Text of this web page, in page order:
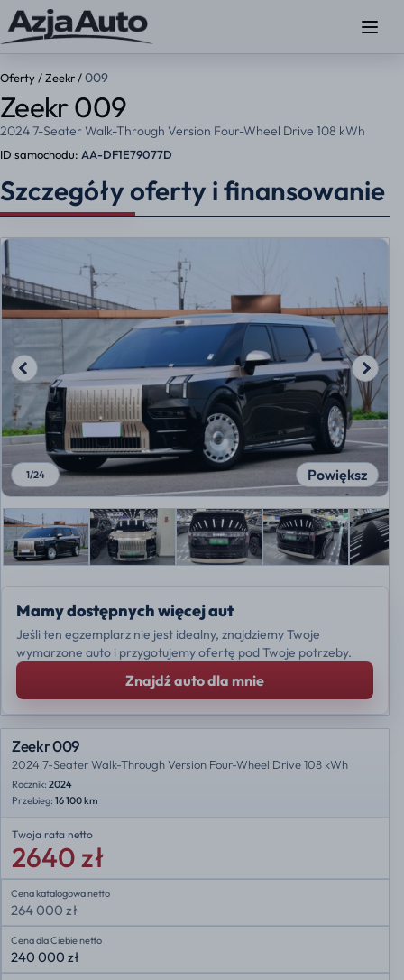
Oferty /Zeekr /009
Zeekr 009
2024 7-Seater Walk-Through Version Four-Wheel Drive 108 kWh
ID samochodu: AA-DF1E79077D
Szczegóły oferty i finansowanie
Powiększ
1/24
Mamy dostępnych więcej aut
Jeśli ten egzemplarz nie jest idealny, znajdziemy Twoje
wymarzone auto i przygotujemy ofertę pod Twoje potrzeby.
Znajdź auto dla mnie
Zeekr 009
2024 7-Seater Walk-Through Version Four-Wheel Drive 108 kWh
Rocznik: 2024
Przebieg: 16 100 km
Twoja rata netto
2640 zł
Cena katalogowa netto
264 000 zł
Cena dla Ciebie netto
240 000 zł